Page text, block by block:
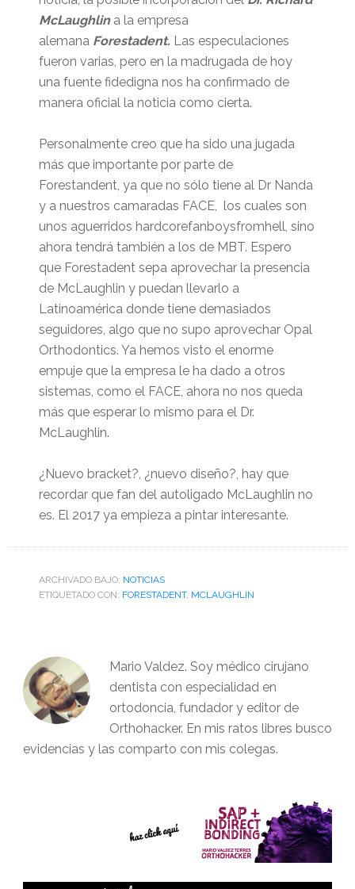
McLaughlina la empresa
alemana Forestadent. Las especulaciones
fueron varias, pero en la madrugada de hoy
una fuente fidedigna nos ha confirmado de
manera oficial la noticia como cierta.
Personalmente creo que ha sido una jugada
más que importante por parte de
Forestandent, ya que no sólo tiene al Dr Nanda
y a nuestros camaradas FACE, los cuales son
unos aguerridos hardcorefanboysfromhell, sino
ahora tendrá también a los de MBT. Espero
que Forestadent sepa aprovechar la presencia
de McLaughlin y puedan llevarlo a
Latinoamérica donde tiene demasiados
seguidores, algo que no supo aprovechar Opal
Orthodontics. Ya hemos visto el enorme
empuje que la empresa le ha dado a otros
sistemas, como el FACE, ahora no nos queda
más que esperar lo mismo para el Dr.
McLaughlin.
¿Nuevo bracket?, ¿nuevo diseño?, hay que
recordar que fan del autoligado McLaughlin no
es. El 2017 ya empieza a pintar interesante.
ARCHIVADO BAJO: NOTICIAS
ETIQUETADO CON: FORESTADENT, MCLAUGHLIN
Mario Valdez. Soy médico cirujano
dentista con especialidad en
ortodoncia, fundador y editor de
Orthohacker. En mis ratos libres busco
evidencias y las comparto con mis colegas.